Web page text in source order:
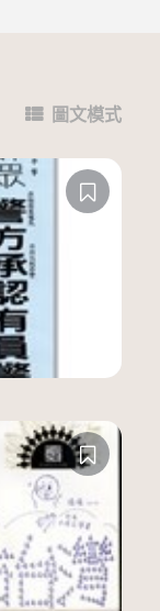
圖文模式